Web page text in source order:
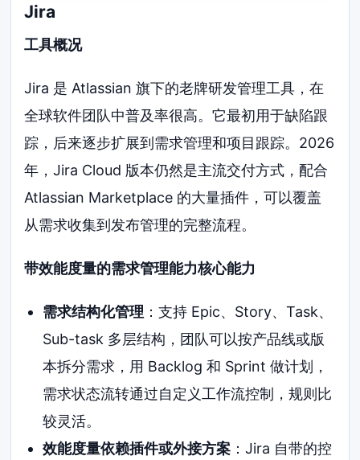
Jira
工具概况
Jira 是 Atlassian 旗下的老牌研发管理工具，在
全球软件团队中普及率很高。它最初用于缺陷跟
踪，后来逐步扩展到需求管理和项目跟踪。2026
年，Jira Cloud 版本仍然是主流交付方式，配合
Atlassian Marketplace 的大量插件，可以覆盖
从需求收集到发布管理的完整流程。
带效能度量的需求管理能力核心能力
需求结构化管理 ：支持 Epic、Story、Task、
Sub-task 多层结构，团队可以按产品线或版
本拆分需求，用 Backlog 和 Sprint 做计划，
需求状态流转通过自定义工作流控制，规则比
较灵活。
效能度量依赖插件或外接方案：Jira 自带的控